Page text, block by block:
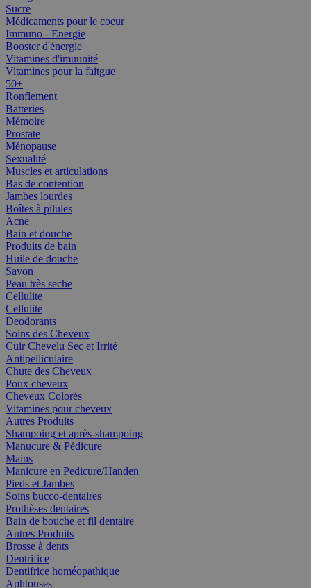
Sucre
Médicaments pour le coeur
Immuno - Energie
Booster d'énergie
Vitamines d'imuunité
Vitamines pour la faitgue
50+
Ronflement
Batteries
Mémoire
Prostate
Ménopause
Sexualité
Muscles et articulations
Bas de contention
Jambes lourdes
Boîtes à pilules
Acne
Bain et douche
Produits de bain
Huile de douche
Savon
Peau très seche
Cellulite
Cellulite
Deodorants
Soins des Cheveux
Cuir Chevelu Sec et Irrité
Antipelliculaire
Chute des Cheveux
Poux cheveux
Cheveux Colorés
Vitamines pour cheveux
Autres Produits
Shampoing et après-shampoing
Manucure & Pédicure
Mains
Manicure en Pedicure/Handen
Pieds et Jambes
Soins bucco-dentaires
Prothèses dentaires
Bain de bouche et fil dentaire
Autres Produits
Brosse à dents
Dentrifice
Dentifrice homéopathique
Aphtouses